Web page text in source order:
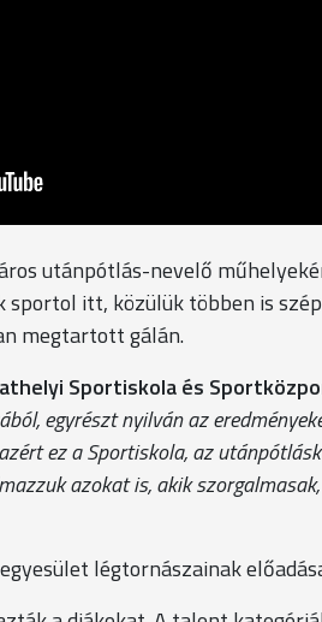
utánpótlás-nevelő
itt, közülük többen is
megtartott gálán.
Sportiskola és
egyrészt nyilván az
ez a Sportiskola, az
azokat is, akik
légtornászainak